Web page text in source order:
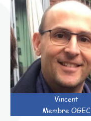
Vincent
Membre OGEC